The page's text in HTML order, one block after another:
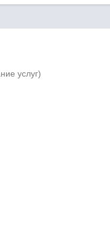
услуг)